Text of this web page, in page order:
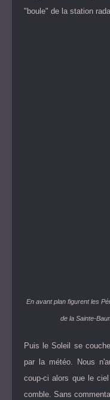
"boule" de la station
En avant plan figurent les
de la Sainte-
Puis le Soleil se
par la météo. Nous
coup-ci alors que le
comble. Sans